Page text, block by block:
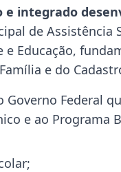
integrado
de
e Educação,
e do
Federal
e ao Programa